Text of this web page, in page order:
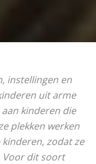
instellingen en
uit arme
kinderen die
plekken werken
zodat ze
Voor dit soort